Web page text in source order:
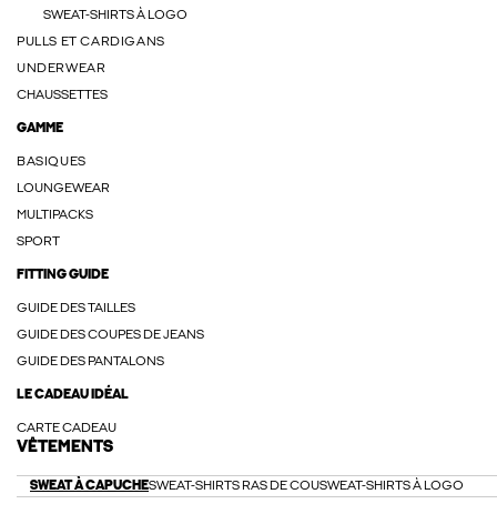
SWEAT-SHIRTS À LOGO
PULLS ET CARDIGANS
UNDERWEAR
CHAUSSETTES
GAMME
BASIQUES
LOUNGEWEAR
MULTIPACKS
SPORT
FITTING GUIDE
GUIDE DES TAILLES
GUIDE DES COUPES DE JEANS
GUIDE DES PANTALONS
LE CADEAU IDÉAL
CARTE CADEAU
VÊTEMENTS
SWEAT À CAPUCHESWEAT-SHIRTS RAS DE COUSWEAT-SHIRTS À LOGO